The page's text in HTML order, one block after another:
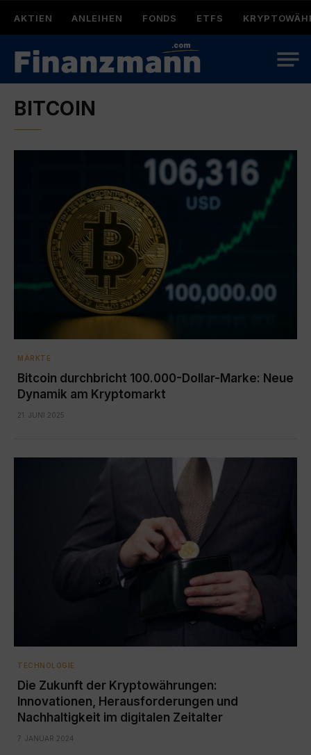
AKTIEN ANLEIHEN FONDS ETFS
BITCOIN
MÄRKTE
Bitcoin durchbricht 100.000-Dollar-Marke: Neue
Dynamik am Kryptomarkt
21. JUNI 2025
TECHNOLOGIE
Die Zukunft der Kryptowährungen:
Innovationen, Herausforderungen und
Nachhaltigkeit im digitalen Zeitalter
7. JANUAR 2024